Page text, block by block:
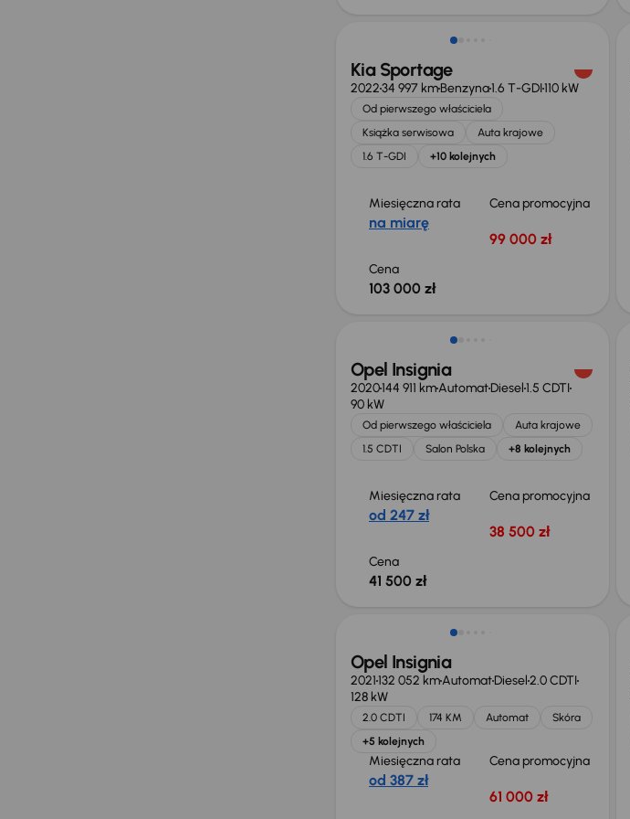
Kia Sportage
202234 997 kmBenzyna1.6 T-GDI110 kW
Od pierwszego właściciela
Książka serwisowa
Auta krajowe
1.6 T-GDI
+10 kolejnych
Miesięczna rata
na miarę
Cena promocyjna
99 000 zł
Cena
103 000 zł
Opel Insignia
2020144 911 kmAutomatDiesel1.5 CDTI
90 kW
Od pierwszego właściciela
Auta krajowe
1.5 CDTI
Salon Polska +8 kolejnych
Miesięczna rata
od 247 zł
Cena promocyjna
38 500 zł
Cena
41 500 zł
Opel Insignia
2021132 052 kmAutomatDiesel2.0 CDTI
128 kW
2.0 CDTI 174 KM Automat
Skóra
+5 kolejnych
Miesięczna rata
od 387 zł
Cena promocyjna
61 000 zł